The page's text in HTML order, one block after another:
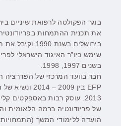
את תכנית ההתמחות
בירושלים בשנת 1990 וקיבל את תעודת המומחה ב 1991.
שימש כיו”ר האיגוד הישראלי
בשנים 1997, 1998.
חבר בוועד המרכזי של הפדרציה
2013. עוסק רבות באספקטים
של פריודונטיה ברמה הלאומית